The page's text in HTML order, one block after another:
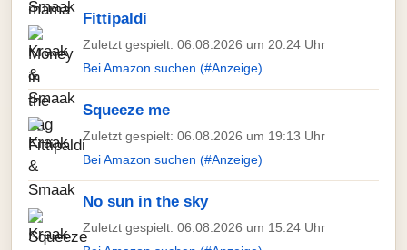
Fittipaldi
Zuletzt gespielt: 06.08.2026 um 20:24 Uhr
Bei Amazon suchen (#Anzeige)
Squeeze me
Zuletzt gespielt: 06.08.2026 um 19:13 Uhr
Bei Amazon suchen (#Anzeige)
No sun in the sky
Zuletzt gespielt: 06.08.2026 um 15:24 Uhr